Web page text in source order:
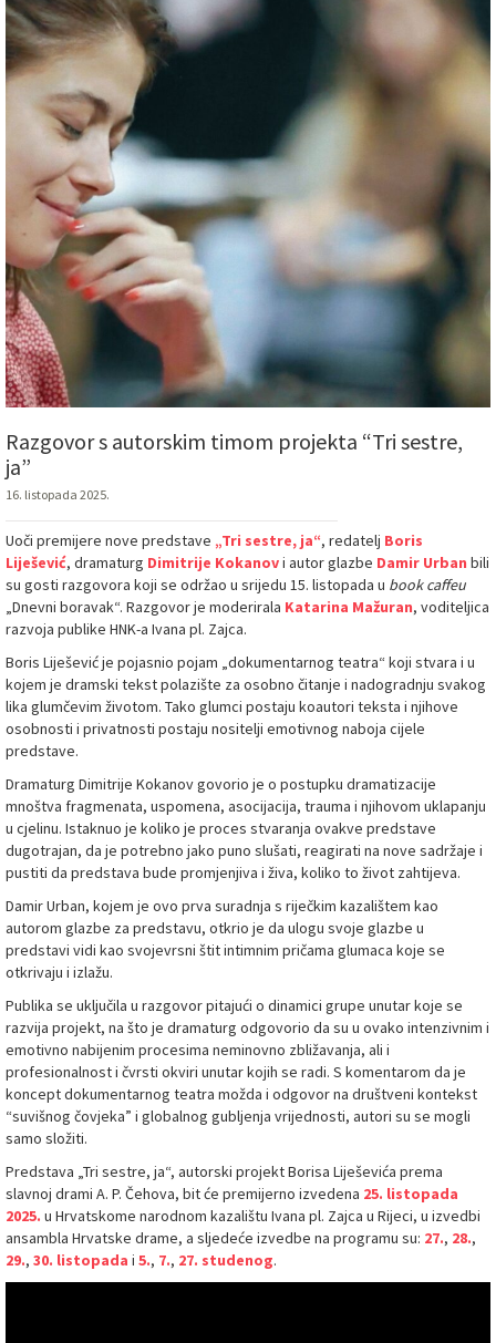
Razgovor s autorskim timom projekta “Tri sestre,
ja”
16. listopada 2025.
Uoči premijere nove predstave „Tri sestre, ja“, redatelj Boris
Liješević, dramaturg Dimitrije Kokanovi autor glazbe Damir Urban bili
su gosti razgovora koji se održao u srijedu 15. listopada u book caffeu
„Dnevni boravak“. Razgovor je moderirala Katarina Mažuran, voditeljica
razvoja publike HNK-a Ivana pl. Zajca.
Boris Liješević je pojasnio pojam „dokumentarnog teatra“ koji stvara i u
kojem je dramski tekst polazište za osobno čitanje i nadogradnju svakog
lika glumčevim životom. Tako glumci postaju koautori teksta i njihove
osobnosti i privatnosti postaju nositelji emotivnog naboja cijele
predstave.
Dramaturg Dimitrije Kokanov govorio je o postupku dramatizacije
mnoštva fragmenata, uspomena, asocijacija, trauma i njihovom uklapanju
u cjelinu. Istaknuo je koliko je proces stvaranja ovakve predstave
dugotrajan, da je potrebno jako puno slušati, reagirati na nove sadržaje i
pustiti da predstava bude promjenjiva i živa, koliko to život zahtijeva.
Damir Urban, kojem je ovo prva suradnja s riječkim kazalištem kao
autorom glazbe za predstavu, otkrio je da ulogu svoje glazbe u
predstavi vidi kao svojevrsni štit intimnim pričama glumaca koje se
otkrivaju i izlažu.
Publika se uključila u razgovor pitajući o dinamici grupe unutar koje se
razvija projekt, na što je dramaturg odgovorio da su u ovako intenzivnim i
emotivno nabijenim procesima neminovno zbližavanja, ali i
profesionalnost i čvrsti okviri unutar kojih se radi. S komentarom da je
koncept dokumentarnog teatra možda i odgovor na društveni kontekst
“suvišnog čovjeka” i globalnog gubljenja vrijednosti, autori su se mogli
samo složiti.
Predstava „Tri sestre, ja“, autorski projekt Borisa Liješevića prema
slavnoj drami A. P. Čehova, bit će premijerno izvedena 25. listopada
2025. u Hrvatskome narodnom kazalištu Ivana pl. Zajca u Rijeci, u izvedbi
ansambla Hrvatske drame, a sljedeće izvedbe na programu su: 27., 28.,
29., 30. listopada i 5., 7., 27. studenog.